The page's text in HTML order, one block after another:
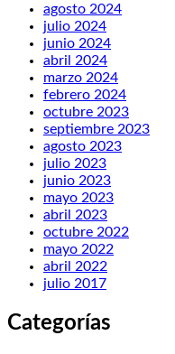
agosto 2024
julio 2024
junio 2024
abril 2024
marzo 2024
febrero 2024
octubre 2023
septiembre 2023
agosto 2023
julio 2023
junio 2023
mayo 2023
abril 2023
octubre 2022
mayo 2022
abril 2022
julio 2017
Categorías